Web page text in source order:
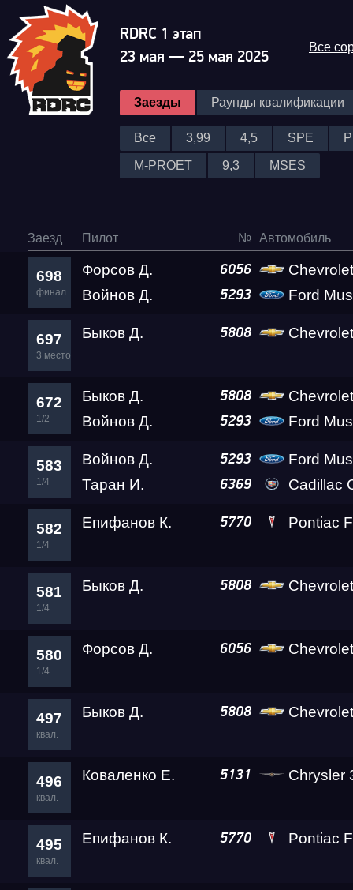
RDRC 1 этап
23 мая — 25 мая 2025
Все
Заезды Раунды квалификации
Все 3,99 4,5 SPE
M-PROET 9,3 MSES
Заезд Пилот № Автомобиль
698
финал
Форсов Д. 6056
Войнов Д.
5293 Ford
697
3 место
Быков Д. 5808
672
1/2
Быков Д. 5808
Войнов Д.
5293 Ford
583
1/4
Войнов Д. 5293
Ford
Таран И.
6369 Cadillac
582
1/4
Епифанов К. 5770 Pontiac
581
1/4
Быков Д. 5808
580
1/4
Форсов Д. 6056
497
квал.
Быков Д. 5808
496
квал.
Коваленко Е. 5131 Chrysler
495
квал.
Епифанов К. 5770 Pontiac